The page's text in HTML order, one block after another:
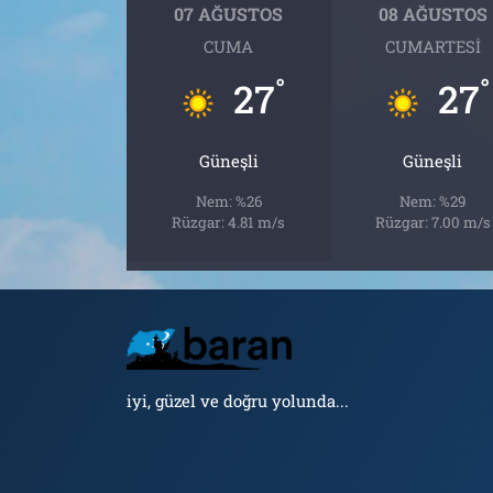
07 AĞUSTOS
CUMA
27°
Güneşli
Nem: %26
Rüzgar: 4.81 m/s
08 AĞUSTOS
CUMARTESI
27°
Güneşli
Nem: %29
Rüzgar: 7.00 m/s
iyi, güzel ve doğru yolunda...